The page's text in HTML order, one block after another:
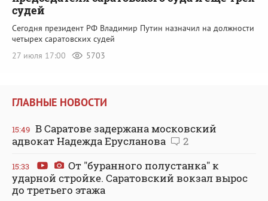
судей
Сегодня президент РФ Владимир Путин назначил на должности
четырех саратовских судей
27 июля 17:00
5703
ГЛАВНЫЕ НОВОСТИ
15:49 В Саратове задержана московский
адвокат Надежда Ерусланова
2
15:33
От "буранного полустанка" к
ударной стройке. Саратовский вокзал вырос
до третьего этажа